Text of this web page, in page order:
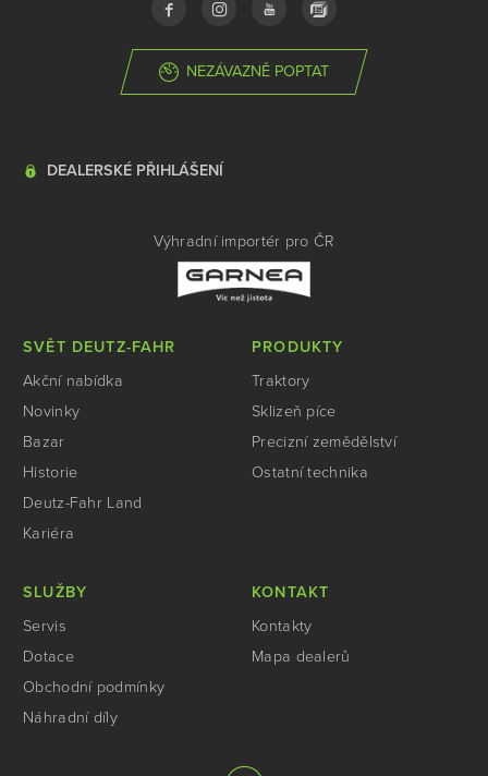
NEZÁVAZNĚ POPTAT
DEALERSKÉ PŘIHLÁŠENÍ
Výhradní importér pro ČR
SVĚT DEUTZ-FAHR
Akční nabídka
Novinky
Bazar
Historie
Deutz-Fahr Land
Kariéra
PRODUKTY
Traktory
Sklizeň píce
Precizní zemědělství
Ostatní technika
SLUŽBY
Servis
Dotace
Obchodní podmínky
Náhradní díly
KONTAKT
Kontakty
Mapa dealerů